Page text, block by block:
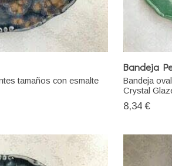
tamaños con esmalte
Bandeja
Bandeja
Crystal
8,34 €